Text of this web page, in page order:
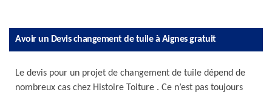
Avoir un Devis changement de tuile à Aignes gratuit
Le devis pour un projet de changement de tuile dépend de
nombreux cas chez Histoire Toiture . Ce n’est pas toujours